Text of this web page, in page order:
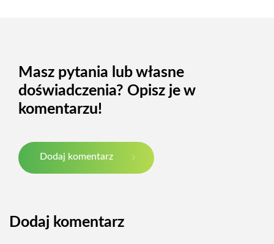
Masz pytania lub własne
doświadczenia? Opisz je w
komentarzu!
Dodaj komentarz
Dodaj komentarz